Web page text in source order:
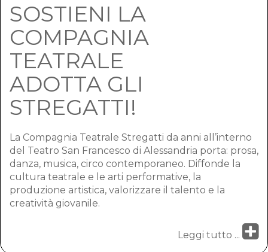
SOSTIENI LA
COMPAGNIA
TEATRALE
ADOTTA GLI
STREGATTI!
La Compagnia Teatrale Stregatti da anni all’interno
del Teatro San Francesco di Alessandria porta: prosa,
danza, musica, circo contemporaneo. Diffonde la
cultura teatrale e le arti performative, la
produzione artistica, valorizzare il talento e la
creatività giovanile.
Leggi tutto ...